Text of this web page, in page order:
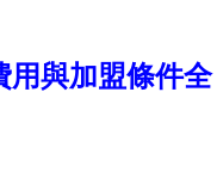
用與加盟條件全